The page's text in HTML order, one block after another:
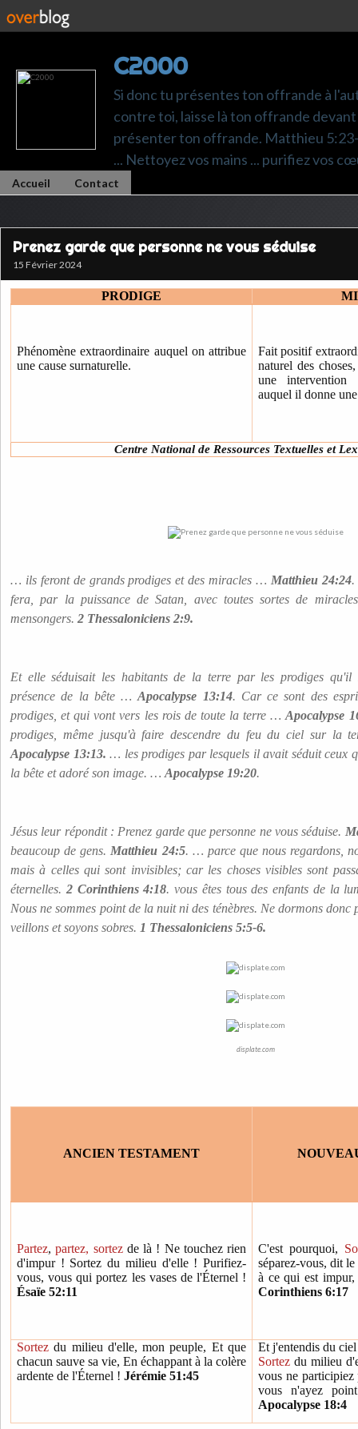
C2000
Si donc tu présentes ton offrande à
contre toi, laisse là ton offrande
présenter ton offrande. Matthieu 5:23-
... Nettoyez vos mains ... purifiez vos
Accueil Contact
Prenez garde que personne ne vous séduise
15 Février 2024
PRODIGE
Phénomène extraordinaire auquel on attribue
une cause surnaturelle.
Fait positif
naturel des
une intervention
auquel il donne
Centre National de Ressources Textuelles et
… ils feront de grands prodiges et des miracles … Matthieu 24:24.
fera, par la puissance de Satan, avec toutes sortes de
mensongers. 2 Thessaloniciens 2:9.
Et elle séduisait les habitants de la terre par les prodiges qu'il
présence de la bête …Apocalypse 13:14. Car ce sont des
prodiges, et qui vont vers les rois de toute la terre …Apocalypse
prodiges, même jusqu'à faire descendre du feu du ciel sur la
Apocalypse 13:13. … les prodiges par lesquels il avait séduit ceux
la bête et adoré son image. … Apocalypse 19:20.
Jésus leur répondit : Prenez garde que personne ne vous séduise.
beaucoup de gens. Matthieu 24:5. … parce que nous regardons,
mais à celles qui sont invisibles; car les choses visibles sont
éternelles. 2 Corinthiens 4:18. vous êtes tous des enfants de la
Nous ne sommes point de la nuit ni des ténèbres. Ne dormons donc
veillons et soyons sobres. 1 Thessaloniciens 5:5-6.
displate.com
ANCIEN TESTAMENT
Partez,partez, sortez de là ! Ne touchez rien
d'impur ! Sortez du milieu d'elle ! Purifiez-
vous, vous qui portez les vases de l'Éternel !
Ésaïe 52:11
C'est pourquoi,
séparez-vous, dit
à ce qui est
Corinthiens 6:17
Sortez du milieu d'elle, mon peuple, Et que
chacun sauve sa vie, En échappant à la colère
ardente de l'Éternel ! Jérémie 51:45
Et j'entendis du
Sortez du milieu
vous ne participiez
vous n'ayez
Apocalypse 18:4